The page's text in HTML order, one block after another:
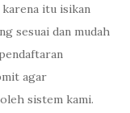
itu isikan
sesuai dan mudah
agar
sistem kami.